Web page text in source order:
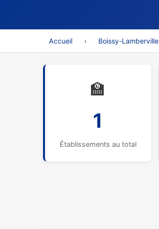
Accueil › Boissy-Lamberville
🏫
1
Établissements au total